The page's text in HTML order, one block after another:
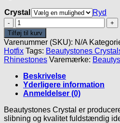
Crystal
Ryd
Scarlet
-
Beautystones
Crystals
antal
Tilføj til kurv
Varenummer (SKU): N/A
Hotfix Tags: Beautystones
Rhinestones Varemærke:
Beskrivelse
Yderligere information
Anmeldelser (0)
Beautystones Crystal er
slibning og kvalitet fuldstændig